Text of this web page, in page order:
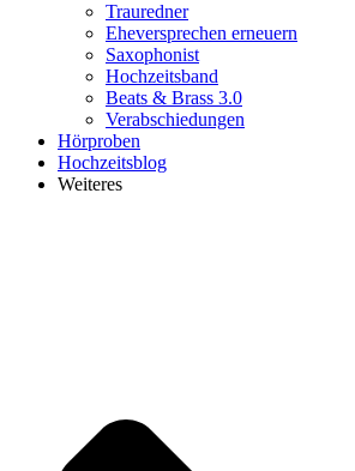
Trauredner
Eheversprechen erneuern
Saxophonist
Hochzeitsband
Beats & Brass 3.0
Verabschiedungen
Hörproben
Hochzeitsblog
Weiteres